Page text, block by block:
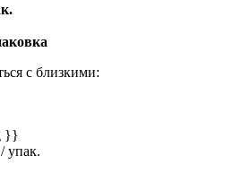
с близкими:
}}
/ упак.